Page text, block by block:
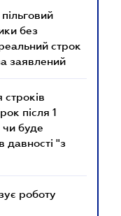
без
строк
заявлений
після 1
буде
давності "з
роботу